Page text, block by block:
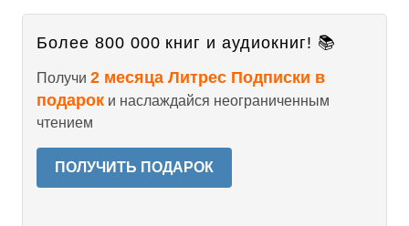
Более 800 000 книг и аудиокниг! 📚
Получи 2 месяца Литрес Подписки в
подарок и наслаждайся неограниченным
чтением
ПОЛУЧИТЬ ПОДАРОК